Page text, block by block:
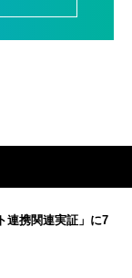
連携関連実証」に7